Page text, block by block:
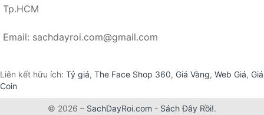
Tp.HCM
Email: sachdayroi.com@gmail.com
Liên kết hữu ích: Tỷ giá, The Face Shop 360, Giá Vàng, Web Giá, Giá
Coin
© 2026 – SachDayRoi.com - Sách Đây Rồi!.